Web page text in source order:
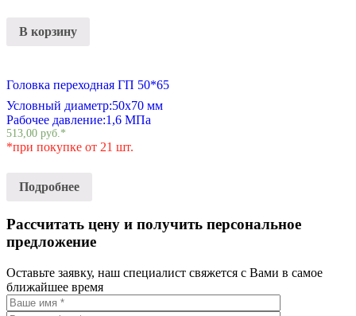
В корзину
Головка переходная ГП 50*65
Условный диаметр:50х70 мм
Рабочее давление:1,6 МПа
513,00 руб.*
*при покупке от 21 шт.
Подробнее
Рассчитать цену и получить персональное
предложение
Оставьте заявку, наш специалист свяжется с Вами в самое
ближайшее время